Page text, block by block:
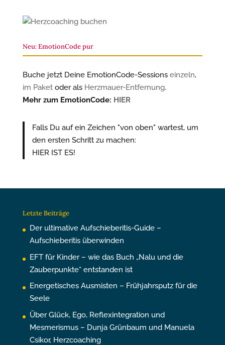
Neu: EmotionCode pur
Buche jetzt Deine EmotionCode-Sessions einzeln,
im Paketoder als Herzmauer-Entfernung.
Mehr zum EmotionCode: HIER
Falls Du auf ein Zeichen "von oben" wartest, um
den ersten Schritt zu machen:
HIER IST ES!
Letzte Beiträge
Der ultimative Aufschieberitis-Guide –
Aufschieberitis überwinden
EFT für Kinder – wie das Buch „Nalu und die
Zauberpunkte“ entstanden ist
Energetisches Ausmisten – Frühjahrsputz für die
Seele
Über Glück, Ego, Reflexintegration und
Mesmerismus – Dunja Grünbaum und Manuela
Csikor, Herzcoaching